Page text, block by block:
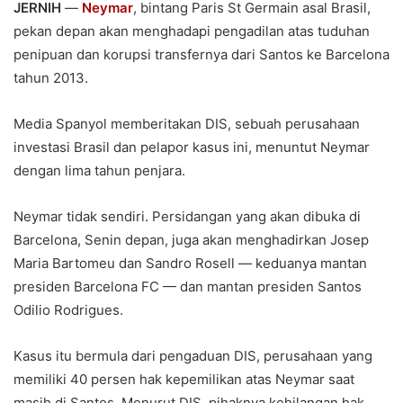
JERNIH — Neymar, bintang Paris St Germain asal Brasil,
pekan depan akan menghadapi pengadilan atas tuduhan
penipuan dan korupsi transfernya dari Santos ke Barcelona
tahun 2013.
Media Spanyol memberitakan DIS, sebuah perusahaan
investasi Brasil dan pelapor kasus ini, menuntut Neymar
dengan lima tahun penjara.
Neymar tidak sendiri. Persidangan yang akan dibuka di
Barcelona, Senin depan, juga akan menghadirkan Josep
Maria Bartomeu dan Sandro Rosell — keduanya mantan
presiden Barcelona FC — dan mantan presiden Santos
Odilio Rodrigues.
Kasus itu bermula dari pengaduan DIS, perusahaan yang
memiliki 40 persen hak kepemilikan atas Neymar saat